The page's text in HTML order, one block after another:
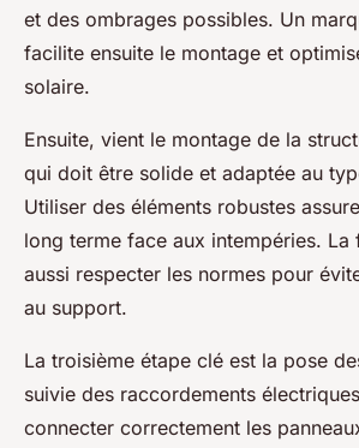
et des ombrages possibles. Un
facilite ensuite le montage et
solaire.
Ensuite, vient le montage de la
qui doit être solide et adaptée au
Utiliser des éléments robustes
long terme face aux intempéries.
aussi respecter les normes pour
au support.
La troisième étape clé est la pose
suivie des raccordements
connecter correctement les